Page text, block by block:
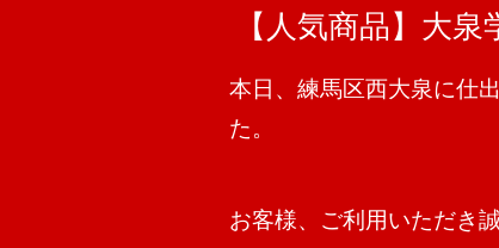
【人気商品】大
本日、練馬区西大泉に仕
た。
お客様、ご利用いただき